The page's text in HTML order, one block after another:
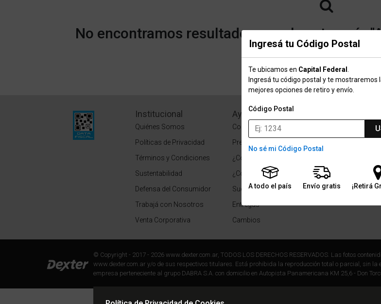
Ingresá tu Código Postal
Te ubicamos en Capital Federal
Ingresá tu código postal y te mostraremos
mejores opciones de retiro y envío.
Código Postal
No sé mi Código Postal
A todo el país Envío gratis ¡Retirá
No encontramos resultados para la categoría
Volver a la página de inicio
Institucional
Quiénes Somos
Políticas de Privacidad
Términos y Condiciones
Sustentabilidad
Defensa del Consumidor
Trabajá con Nosotros
Venta Corporativa
Ayuda
Condiciones de pago
Preguntas Frecuentes
¿Cómo comprar?
¿Cómo medir tu talle?
Sucursales
Entregas
Cambios
© Copyright - 2017 - 2026 www.dexter.com.ar, TODOS LOS DERECHOS RESERVADOS. Las fotos
www.dexter.com.ar y/o de sus respectivos titulares. Está prohibida la reproducción total o parcial, sin
empresa perteneciente al grupo DABRA S.A. con domicilio en Autopista Panamericana KM 25,6 - Don